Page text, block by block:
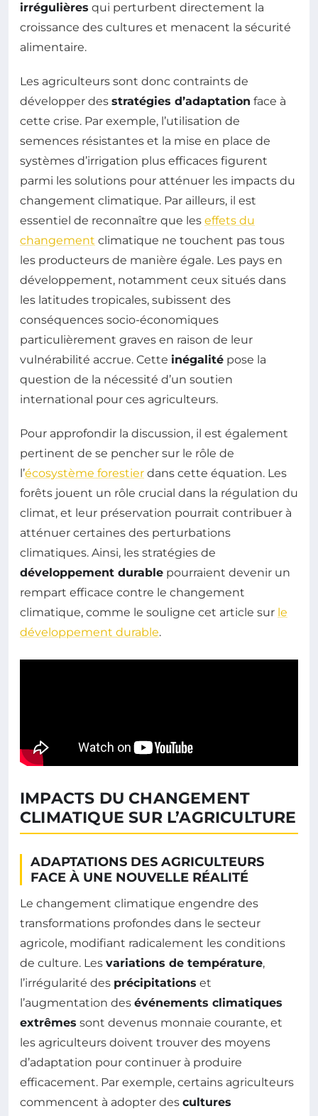
irrégulières qui perturbent directement la
croissance des cultures et menacent la sécurité
alimentaire.
Les agriculteurs sont donc contraints de
développer des stratégies d’adaptation face à
cette crise. Par exemple, l’utilisation de
semences résistantes et la mise en place de
systèmes d’irrigation plus efficaces figurent
parmi les solutions pour atténuer les impacts du
changement climatique. Par ailleurs, il est
essentiel de reconnaître que les effets du
changement climatique ne touchent pas tous
les producteurs de manière égale. Les pays en
développement, notamment ceux situés dans
les latitudes tropicales, subissent des
conséquences socio-économiques
particulièrement graves en raison de leur
vulnérabilité accrue. Cette inégalité pose la
question de la nécessité d’un soutien
international pour ces agriculteurs.
Pour approfondir la discussion, il est également
pertinent de se pencher sur le rôle de
l’écosystème forestier dans cette équation. Les
forêts jouent un rôle crucial dans la régulation du
climat, et leur préservation pourrait contribuer à
atténuer certaines des perturbations
climatiques. Ainsi, les stratégies de
développement durable pourraient devenir un
rempart efficace contre le changement
climatique, comme le souligne cet article sur le
développement durable.
IMPACTS DU CHANGEMENT
CLIMATIQUE SUR L’AGRICULTURE
ADAPTATIONS DES AGRICULTEURS
FACE À UNE NOUVELLE RÉALITÉ
Le changement climatique engendre des
transformations profondes dans le secteur
agricole, modifiant radicalement les conditions
de culture. Les variations de température,
l’irrégularité des précipitations et
l’augmentation des événements climatiques
extrêmes sont devenus monnaie courante, et
les agriculteurs doivent trouver des moyens
d’adaptation pour continuer à produire
efficacement. Par exemple, certains agriculteurs
commencent à adopter des cultures